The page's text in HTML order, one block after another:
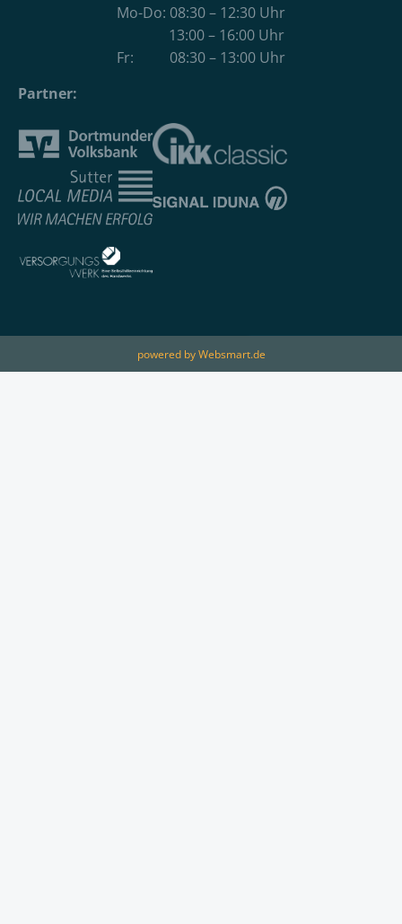
Mo-Do: 08:30 – 12:30 Uhr
13:00 – 16:00 Uhr
Fr: 08:30 – 13:00 Uhr
Partner:
powered by Websmart.de